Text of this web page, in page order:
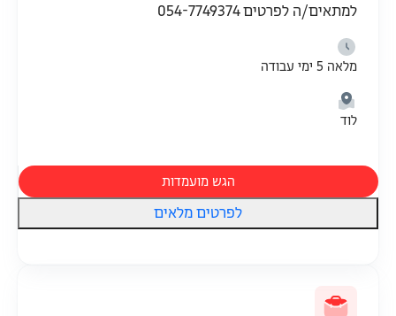
למתאים/ה לפרטים 054-7749374
מלאה 5 ימי עבודה
לוד
הגש מועמדות
לפרטים מלאים